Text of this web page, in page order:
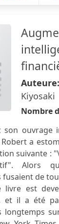
Auteure:
Kiyosaki
Nombre
son ouvrage
a
suivante :
Alors
de
livre est
et il a été
longtemps